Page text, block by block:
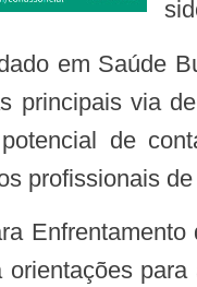
principais via
de
profissionais
orientações